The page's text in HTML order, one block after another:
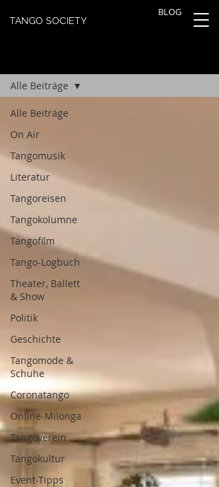
BLOG
TANGO SOCIETY
Alle Beiträge
On Air
Tangomusik
Literatur
Tangoreisen
Tangokolumne
Tangofilm
Tango-Logbuch
Theater, Ballett
& Show
Politik
Geschichte
Tangomode &
Schuhe
Coronatango
Online-Milonga
Tangoverein
Tangokultur
Event-Tipps
Alle Beiträge